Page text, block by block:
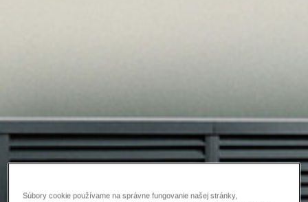
Súbory cookie používame na správne fungovanie našej stránky,